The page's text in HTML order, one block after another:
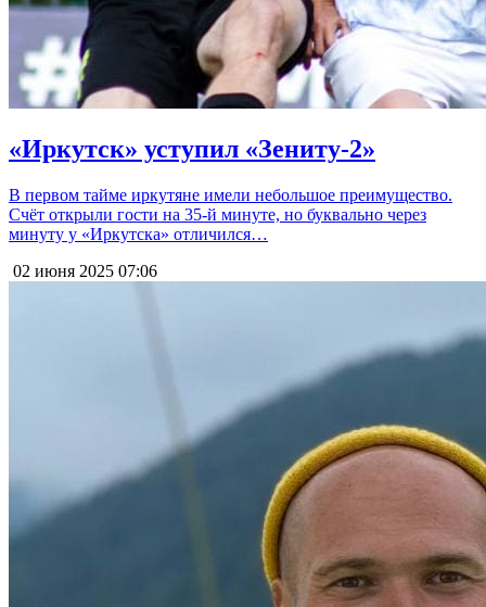
«Иркутск» уступил «Зениту-2»
В первом тайме иркутяне имели небольшое преимущество.
Счёт открыли гости на 35-й минуте, но буквально через
минуту у «Иркутска» отличился…
02 июня 2025 07:06